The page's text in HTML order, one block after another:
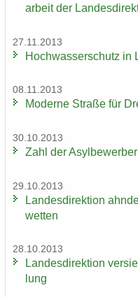
ar­beit der
27.11.2013
Hoch­was­ser­schutz in
08.11.2013
Mo­der­ne Stra­ße für
30.10.2013
Zahl der
29.10.2013
Lan­des­di­rek­ti­on
wet­ten
28.10.2013
Lan­des­di­rek­ti­on
lung